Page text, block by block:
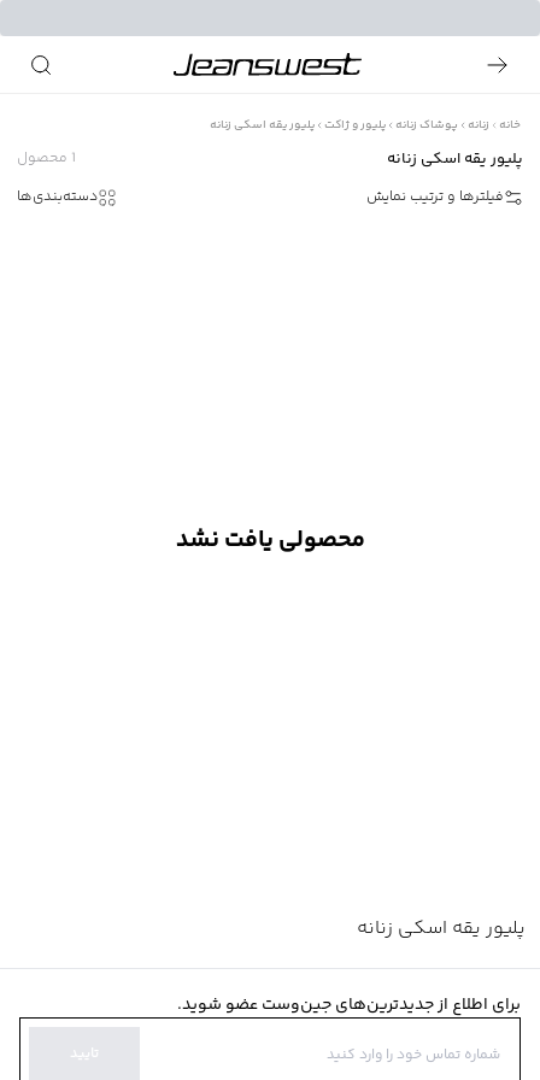
خانه زنانه پوشاک زنانه پلیور و ژاکت پلیور یقه اسکی زنانه
پلیور یقه اسکی زنانه 1 محصول
فیلترها و ترتیب نمایش
دسته‌بندی‌ها
محصولی یافت نشد
پلیور یقه اسکی زنانه
برای اطلاع از جدیدترین‌های جین‌وست عضو شوید.
تایید